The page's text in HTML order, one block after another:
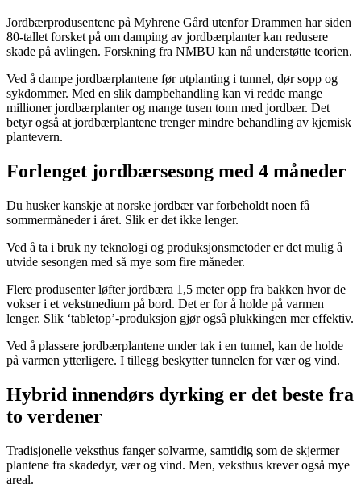
Jordbærprodusentene på Myhrene Gård utenfor Drammen har siden
80-tallet forsket på om damping av jordbærplanter kan redusere
skade på avlingen. Forskning fra NMBU kan nå understøtte teorien.
Ved å dampe jordbærplantene før utplanting i tunnel, dør sopp og
sykdommer. Med en slik dampbehandling kan vi redde mange
millioner jordbærplanter og mange tusen tonn med jordbær. Det
betyr også at jordbærplantene trenger mindre behandling av kjemisk
plantevern.
Forlenget jordbærsesong med 4 måneder
Du husker kanskje at norske jordbær var forbeholdt noen få
sommermåneder i året. Slik er det ikke lenger.
Ved å ta i bruk ny teknologi og produksjonsmetoder er det mulig å
utvide sesongen med så mye som fire måneder.
Flere produsenter løfter jordbæra 1,5 meter opp fra bakken hvor de
vokser i et vekstmedium på bord. Det er for å holde på varmen
lenger. Slik ‘tabletop’-produksjon gjør også plukkingen mer effektiv.
Ved å plassere jordbærplantene under tak i en tunnel, kan de holde
på varmen ytterligere. I tillegg beskytter tunnelen for vær og vind.
Hybrid innendørs dyrking er det beste fra
to verdener
Tradisjonelle veksthus fanger solvarme, samtidig som de skjermer
plantene fra skadedyr, vær og vind. Men, veksthus krever også mye
areal.